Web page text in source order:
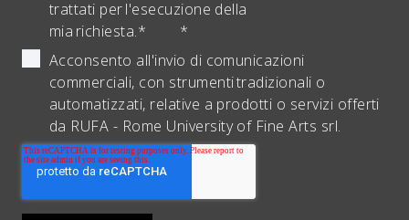
trattati per l'esecuzione della
mia richiesta.*
*
Acconsento all'invio di comunicazioni
commerciali, con strumenti tradizionali o
automatizzati, relative a prodotti o servizi offerti
da RUFA - Rome University of Fine Arts srl.